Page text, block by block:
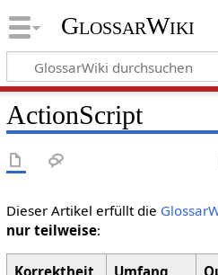
GlossarWiki
ActionScript
Dieser Artikel erfüllt die
nur teilweise: